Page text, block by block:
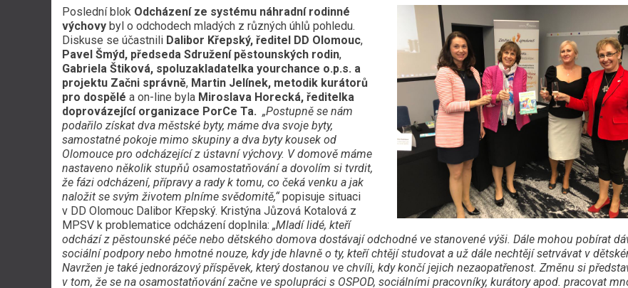
Poslední blok Odcházení ze systému náhradní rodinné
výchovy byl o odchodech mladých z různých úhlů pohledu.
Diskuse se účastnili Dalibor Křepský, ředitel DD Olomouc,
Pavel Šmýd, předseda Sdružení pěstounských rodin,
Gabriela Štiková, spoluzakladatelka yourchance o.p.s. a
projektu Začni správně, Martin Jelínek, metodik kurátorů
pro dospělé a on-line byla Miroslava Horecká, ředitelka
doprovázející organizace PorCe Ta. „Postupně se nám
podařilo získat dva městské byty, máme dva svoje byty,
samostatné pokoje mimo skupiny a dva byty kousek od
Olomouce pro odcházející z ústavní výchovy. V domově máme
nastaveno několik stupňů osamostatňování a dovolím si tvrdit,
že fázi odcházení, přípravy a rady k tomu, co čeká venku a jak
naložit se svým životem plníme svědomitě,“popisuje situaci
v DD Olomouc Dalibor Křepský. Kristýna Jůzová Kotalová z
MPSV k problematice odcházení doplnila: „Mladí lidé, kteří
odchází z pěstounské péče nebo dětského domova dostávají odchodné ve stanovené výši. Dále mohou pobírat
sociální podpory nebo hmotné nouze, kdy jde hlavně o ty, kteří chtějí studovat a už dále nechtějí setrvávat v
Navržen je také jednorázový příspěvek, který dostanou ve chvíli, kdy končí jejich nezaopatřenost. Změnu si
v tom, že se na osamostatňování začne ve spolupráci s OSPOD, sociálními pracovníky, kurátory apod. pracovat